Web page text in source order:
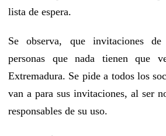
lista de espera.
Se observa, que invitaciones
personas que nada tienen que
Extremadura. Se pide a todos los
van a para sus invitaciones, al ser
responsables de su uso.